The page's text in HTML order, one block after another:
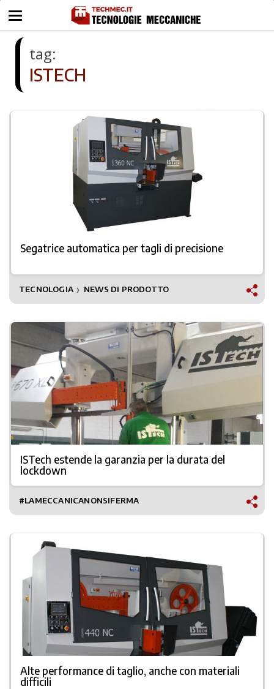
tag:
ISTECH
Segatrice automatica per tagli di precisione
TECNOLOGIA ❯ NEWS DI PRODOTTO
ISTech estende la garanzia per la durata del
lockdown
#LAMECCANICANONSIFERMA
Alte performance di taglio, anche con materiali
difficili